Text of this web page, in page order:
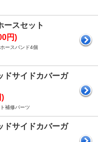
ースセット
円)
ースバンド4個
ドサイドカバーガ
)
補修パーツ
ドサイドカバーガ